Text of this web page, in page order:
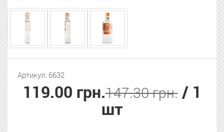
Артикул: 6632
119.00 грн.147.30 грн./ 1
шт